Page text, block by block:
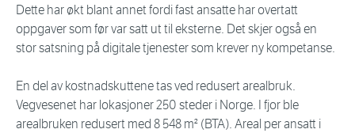
Dette har økt blant annet fordi fast ansatte har overtatt
oppgaver som før var satt ut til eksterne. Det skjer også en
stor satsning på digitale tjenester som krever ny kompetanse.
En del av kostnadskuttene tas ved redusert arealbruk.
Vegvesenet har lokasjoner 250 steder i Norge. I fjor ble
arealbruken redusert med 8 548 m² (BTA). Areal per ansatt i